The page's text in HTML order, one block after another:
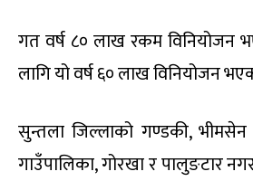
गत वर्ष ८० लाख रकम विनियोजन
लागि यो वर्ष ६० लाख विनियोजन
सुन्तला जिल्लाको गण्डकी,
गाउँपालिका, गोरखा र पालुङटार